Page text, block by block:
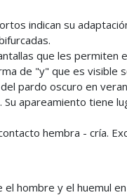
indican su
que les permiten
de "y" que es visible
pardo oscuro en
apareamiento tiene
hembra - cría.
hombre y el huemul